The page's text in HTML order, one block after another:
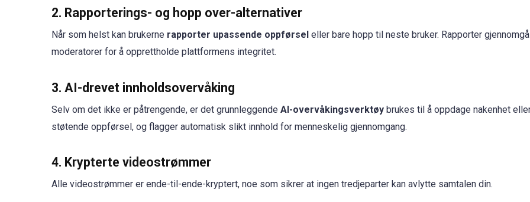
2. Rapporterings- og hopp over-alternativer
Når som helst kan brukerne rapporter upassende oppførsel eller bare hopp til neste bruker. Rapporter
moderatorer for å opprettholde plattformens integritet.
3. AI-drevet innholdsovervåking
Selv om det ikke er påtrengende, er det grunnleggende AI-overvåkingsverktøy brukes til å oppdage nakenhet
støtende oppførsel, og flagger automatisk slikt innhold for menneskelig gjennomgang.
4. Krypterte videostrømmer
Alle videostrømmer er ende-til-ende-kryptert, noe som sikrer at ingen tredjeparter kan avlytte samtalen din.